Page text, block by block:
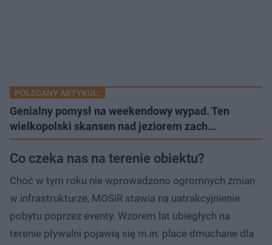
POLECANY ARTYKUŁ:
Genialny pomysł na weekendowy wypad. Ten
wielkopolski skansen nad jeziorem zach…
Co czeka nas na terenie obiektu?
Choć w tym roku nie wprowadzono ogromnych zmian
w infrastrukturze, MOSiR stawia na uatrakcyjnienie
pobytu poprzez eventy. Wzorem lat ubiegłych na
terenie pływalni pojawią się m.in. place dmuchane dla